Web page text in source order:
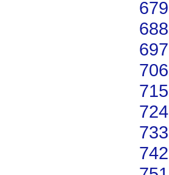
679
688
697
706
715
724
733
742